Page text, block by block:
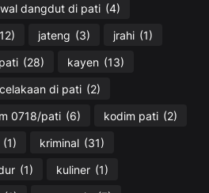
dangdut di pati (4)
jateng (3) jrahi (1)
(28) kayen (13)
di pati (2)
0718/pati (6) kodim pati (2)
(1) kriminal (31)
(1) kuliner (1)